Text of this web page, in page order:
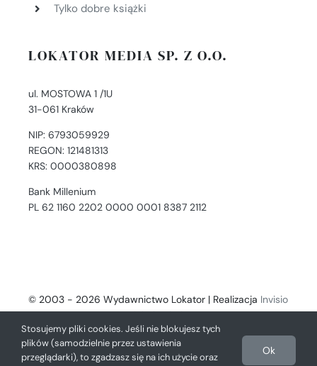
Tylko dobre książki
LOKATOR MEDIA SP. Z O.O.
ul. MOSTOWA 1 /1U
31-061 Kraków
NIP: 6793059929
REGON: 121481313
KRS: 0000380898
Bank Millenium
PL 62 1160 2202 0000 0001 8387 2112
© 2003 - 2026 Wydawnictwo Lokator | Realizacja Invisio
- Digital Solutions
Stosujemy pliki cookies. Jeśli nie blokujesz tych
plików (samodzielnie przez ustawienia
przeglądarki), to zgadzasz się na ich użycie oraz
Ok